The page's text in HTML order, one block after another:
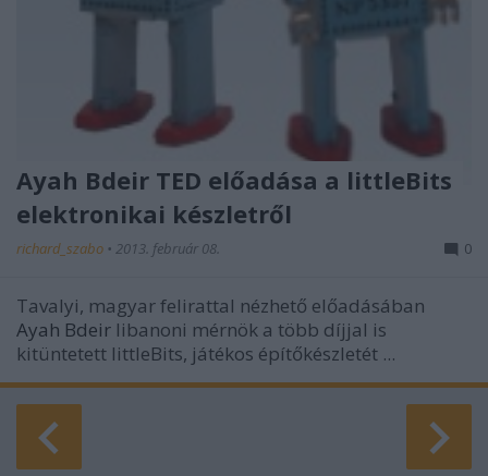
Ayah Bdeir TED előadása a littleBits
elektronikai készletről
richard_szabo • 2013. február 08. 0
Tavalyi, magyar felirattal nézhető előadásában
Ayah Bdeir libanoni mérnök a több díjjal is
kitüntetett littleBits, játékos építőkészletét ...